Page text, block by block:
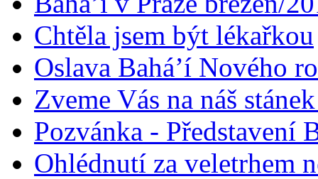
Chtěla jsem být lékařkou
Oslava Bahá’í Nového
Zveme Vás na náš
Pozvánka - Představení
Ohlédnutí za veletrhem